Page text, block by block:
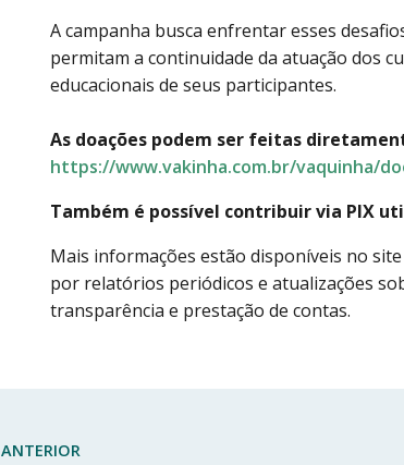
A campanha busca enfrentar esses
permitam a continuidade da atuação dos
educacionais de seus participantes.
As doações podem ser feitas
https://www.vakinha.com.br/vaquinha/
Também é possível contribuir via PIX
Mais informações estão disponíveis no
por relatórios periódicos e atualizações
transparência e prestação de contas.
ANTERIOR